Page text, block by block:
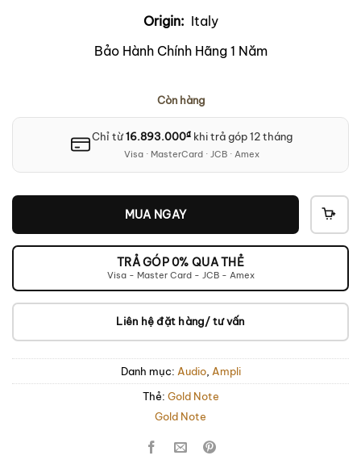
Origin: Italy
Bảo Hành Chính Hãng 1 Năm
Còn hàng
Chỉ từ16.893.000₫khi trả góp 12 tháng
Visa · MasterCard · JCB · Amex
MUA NGAY
TRẢ GÓP 0% QUA THẺ
Visa - Master Card - JCB - Amex
Liên hệ đặt hàng/ tư vấn
Danh mục: Audio, Ampli
Thẻ: Gold Note
Gold Note